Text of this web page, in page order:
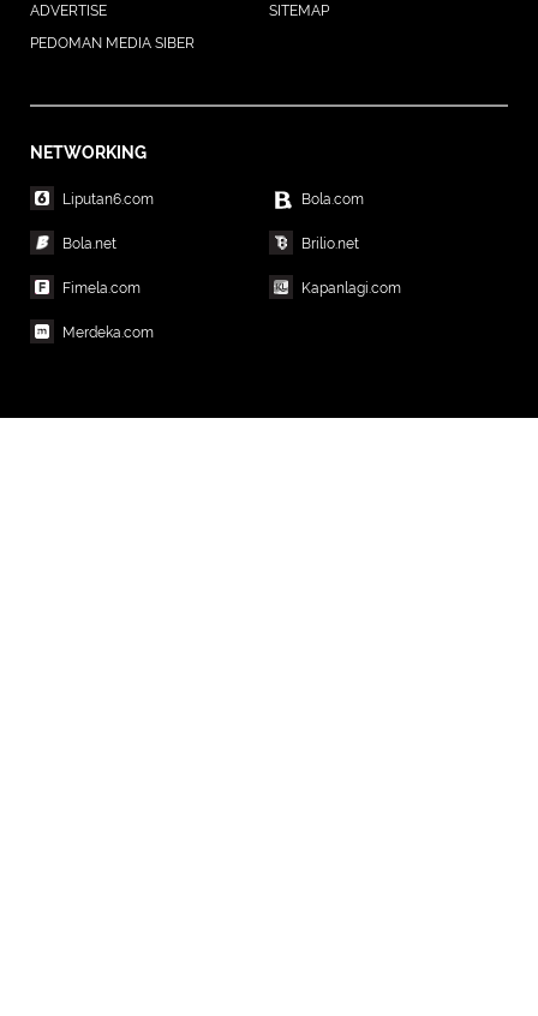
ADVERTISE
SITEMAP
PEDOMAN MEDIA SIBER
NETWORKING
Liputan6.com Bola.com
Bola.net Brilio.net
Fimela.com Kapanlagi.com
Merdeka.com